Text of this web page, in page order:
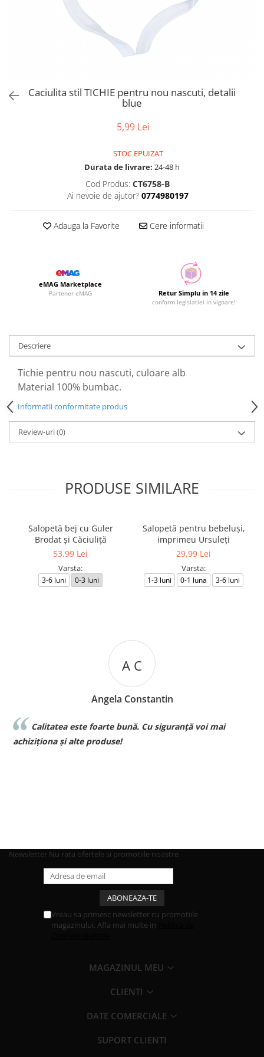
Caciulita stil TICHIE pentru nou nascuti, detalii
blue
5,99 Lei
STOC EPUIZAT
Durata de livrare: 24-48 h
Cod Produs: CT6758-B
Ai nevoie de ajutor? 0774980197
Adauga la Favorite Cere informatii
eMAG Marketplace
Partener eMAG Retur Simplu in 14 zile
conform legislatiei in vigoare!
Descriere
Tichie pentru nou nascuti, culoare alb
Material 100% bumbac.
Informatii conformitate produs
Review-uri(0)
PRODUSE SIMILARE
Salopetă bej cu Guler
Brodat și Căciuliță
53,99 Lei
Varsta:
3-6 luni 0-3 luni
Salopetă pentru bebeluși,
imprimeu Ursuleți
29,99 Lei
Varsta:
1-3 luni 0-1 luna 3-6 luni
A C
Angela Constantin
Calitatea este foarte bună. Cu siguranță voi mai
achiziționa și alte produse!
Newsletter Nu rata ofertele si promotiile noastre
Vreau sa primesc newsletter cu promotiile
magazinului. Afla mai multe in
MAGAZINUL MEU
CLIENTI
DATE COMERCIALE
SUPORT CLIENTI